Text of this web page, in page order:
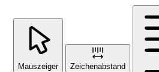
Mauszeiger Zeichenabstand